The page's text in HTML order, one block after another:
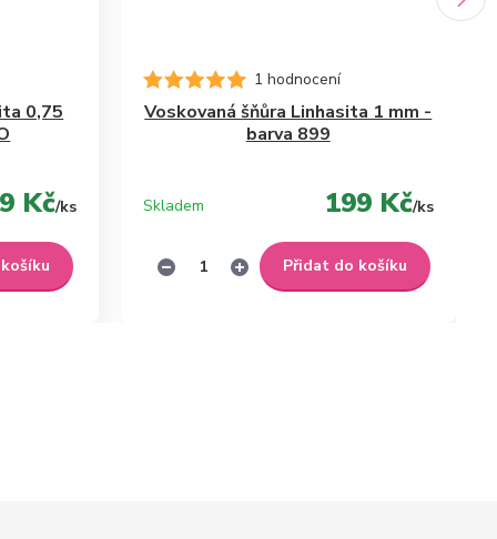
0,75
Kč/ks
1 hodnocení
Voskovaná šňůra Linhasita 1 mm -
barva 899
199 Kč/ks
Skladem
Přidat do košíku